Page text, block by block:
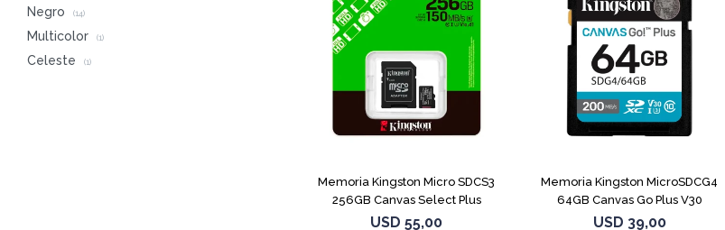
Memoria Kingston Micro SDCS3
256GB Canvas Select Plus
USD 55,00
Memoria Kingston MicroSDCG4
64GB Canvas Go Plus V30
USD 39,00
Negro (14)
Multicolor (1)
Celeste (1)